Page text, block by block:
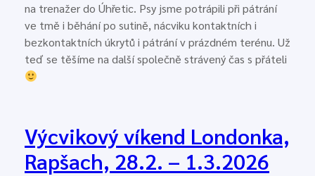
na trenažer do Úhřetic. Psy jsme potrápili při pátrání
ve tmě i běhání po sutině, nácviku kontaktních i
bezkontaktních úkrytů i pátrání v prázdném terénu. Už
teď se těšíme na další společně strávený čas s přáteli
Výcvikový víkend Londonka,
Rapšach, 28.2. – 1.3.2026